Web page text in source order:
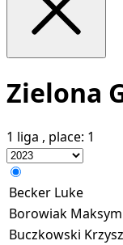
Zielona
1 liga , place: 1
Becker Luke
Borowiak Maksym
Buczkowski